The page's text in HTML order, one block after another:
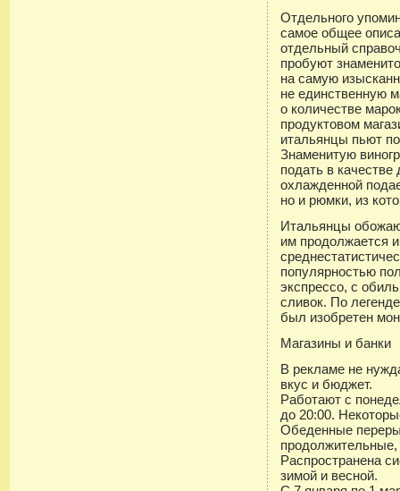
Отдельного
самое общее
отдельный
пробуют
на самую
не единственную
о количестве
продуктовом
итальянцы пьют
Знаменитую
подать в
охлажденной
но и рюмки, из
Итальянцы
им продолжается
популярностью
экспрессо, с
сливок. По
был изобретен
Магазины и банки
В рекламе не
вкус и бюджет.
Работают с
до 20:00.
Обеденные
продолжительные,
Распространена
зимой и весной.